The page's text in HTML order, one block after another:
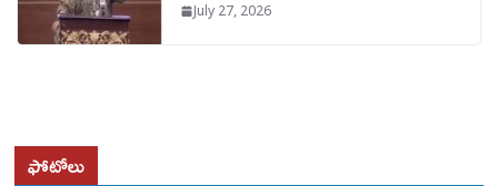
July 27, 2026
ఫోటోలు